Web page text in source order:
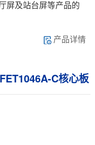
屏及站台屏等产品的
产品详情
FET1046A-C核心板